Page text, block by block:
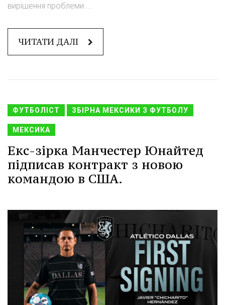
вирішення проблеми....
ЧИТАТИ ДАЛІ
ФУТБОЛІСТ ЗБІРНА МЕКСИКИ З ФУТБОЛУ
МЕКСИКА
Екс-зірка Манчестер Юнайтед
підписав контракт з новою
командою в США.